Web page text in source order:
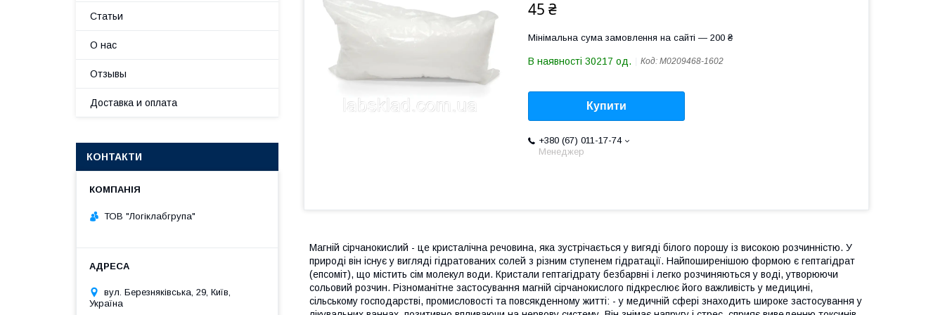
45 ₴
Мінімальна сума замовлення на сайті — 200 ₴
В наявності 30217 од. Код: М0209468-1602
Купити
+380 (67) 011-17-74
Менеджер
Магній сірчанокислий - це кристалічна речовина, яка зустрічається у вигяді білого порошу із високою розчинністю. У
природі він існує у вигляді гідратованих солей з різним ступенем гідратації. Найпоширенішою формою є гептагідрат
(епсоміт), що містить сім молекул води. Кристали гептагідрату безбарвні і легко розчиняються у воді, утворюючи
сольовий розчин. Різноманітне застосування магній сірчанокислого підкреслює його важливість у медицині,
сільському господарстві, промисловості та повсякденному житті: - у медичній сфері знаходить широке застосування у
Статьи
О нас
Отзывы
Доставка и оплата
КОНТАКТИ
ТОВ "Логіклабгрупа"
вул. Березняківська, 29, Київ,
Україна